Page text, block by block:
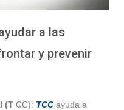
a las
y prevenir
(T CC): TCCayuda a